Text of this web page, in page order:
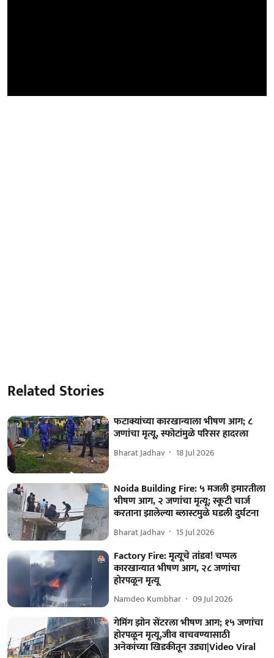
Related Stories
फटाक्यांच्या कारखान्याला भीषण आग; ८
जणांचा मृत्यू, स्फोटांमुळे परिसर हादरला
Bharat Jadhav 18 Jul 2026
Noida Building Fire: ५ मजली इमारतीला
भीषण आग, २ जणांचा मृत्यू; स्कूटी चार्ज
करताना झालेल्या ब्लास्टमुळे घडली दुर्घटना
Bharat Jadhav 15 Jul 2026
Factory Fire: मृत्यूचे तांडव! चप्पल
कारखान्यात भीषण आग, २८ जणांचा
होरपळून मृत्यू
Namdeo Kumbhar 09 Jul 2026
गेमिंग झोन सेंटरला भीषण आग; १५ जणांचा
होरपळून मृत्यू,जीव वाचवण्यासाठी
अनेकांच्या खिडकीतून उड्या|Video Viral